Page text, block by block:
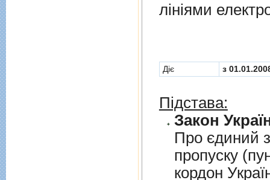
лiнiями
Діє з
Підстава:
Закон
Про єдиний
пропуску
кордон